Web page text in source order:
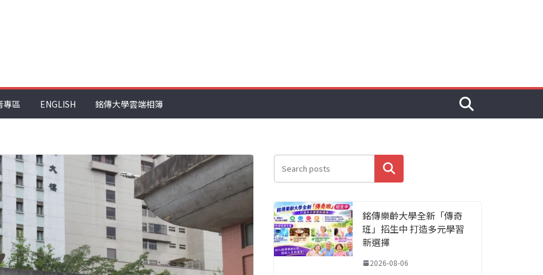
專區 ENGLISH 銘傳大學雲端相簿
搜尋
銘傳樂齡大學全新「傳奇
班」招生中 打造多元學習
新選擇
2026-08-06